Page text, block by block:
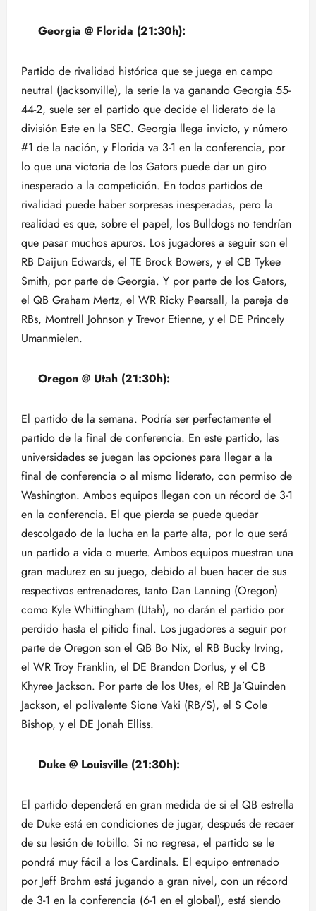
Georgia @ Florida (21:30h):
Partido de rivalidad histórica que se juega en campo
neutral (Jacksonville), la serie la va ganando Georgia 55-
44-2, suele ser el partido que decide el liderato de la
división Este en la SEC. Georgia llega invicto, y número
#1 de la nación, y Florida va 3-1 en la conferencia, por
lo que una victoria de los Gators puede dar un giro
inesperado a la competición. En todos partidos de
rivalidad puede haber sorpresas inesperadas, pero la
realidad es que, sobre el papel, los Bulldogs no tendrían
que pasar muchos apuros. Los jugadores a seguir son el
RB Daijun Edwards, el TE Brock Bowers, y el CB Tykee
Smith, por parte de Georgia. Y por parte de los Gators,
el QB Graham Mertz, el WR Ricky Pearsall, la pareja de
RBs, Montrell Johnson y Trevor Etienne, y el DE Princely
Umanmielen.
Oregon @ Utah (21:30h):
El partido de la semana. Podría ser perfectamente el
partido de la final de conferencia. En este partido, las
universidades se juegan las opciones para llegar a la
final de conferencia o al mismo liderato, con permiso de
Washington. Ambos equipos llegan con un récord de 3-1
en la conferencia. El que pierda se puede quedar
descolgado de la lucha en la parte alta, por lo que será
un partido a vida o muerte. Ambos equipos muestran una
gran madurez en su juego, debido al buen hacer de sus
respectivos entrenadores, tanto Dan Lanning (Oregon)
como Kyle Whittingham (Utah), no darán el partido por
perdido hasta el pitido final. Los jugadores a seguir por
parte de Oregon son el QB Bo Nix, el RB Bucky Irving,
el WR Troy Franklin, el DE Brandon Dorlus, y el CB
Khyree Jackson. Por parte de los Utes, el RB Ja’Quinden
Jackson, el polivalente Sione Vaki (RB/S), el S Cole
Bishop, y el DE Jonah Elliss.
Duke @ Louisville (21:30h):
El partido dependerá en gran medida de si el QB estrella
de Duke está en condiciones de jugar, después de recaer
de su lesión de tobillo. Si no regresa, el partido se le
pondrá muy fácil a los Cardinals. El equipo entrenado
por Jeff Brohm está jugando a gran nivel, con un récord
de 3-1 en la conferencia (6-1 en el global), está siendo